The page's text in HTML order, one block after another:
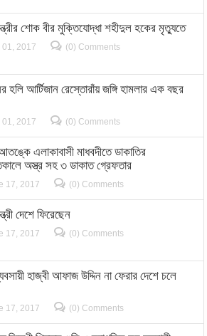
শোক বীর মুক্তিযোদ্ধা শহীদুল হকের মৃত্যুতে
01, 2017 (0) Comments
হলি আর্টিজান রেস্তোরাঁয় জঙ্গি হামলার এক বছর
01, 2017 (0) Comments
এলাকাবাসী মাধবদীতে ডাকাতির
অস্ত্র সহ ৩ ডাকাত গ্রেফতার
17, 2017 (0) Comments
দেশে ফিরেছেন
17, 2017 (0) Comments
হাজ্বী আফাজ উদ্দিন না ফেরার দেশে চলে
17, 2017 (0) Comments